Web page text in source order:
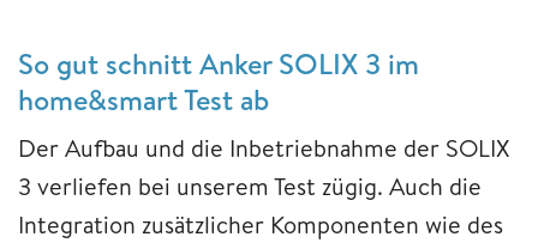
So gut schnitt Anker SOLIX 3 im
home&smart Test ab
Der Aufbau und die Inbetriebnahme der SOLIX
3 verliefen bei unserem Test zügig. Auch die
Integration zusätzlicher Komponenten wie des